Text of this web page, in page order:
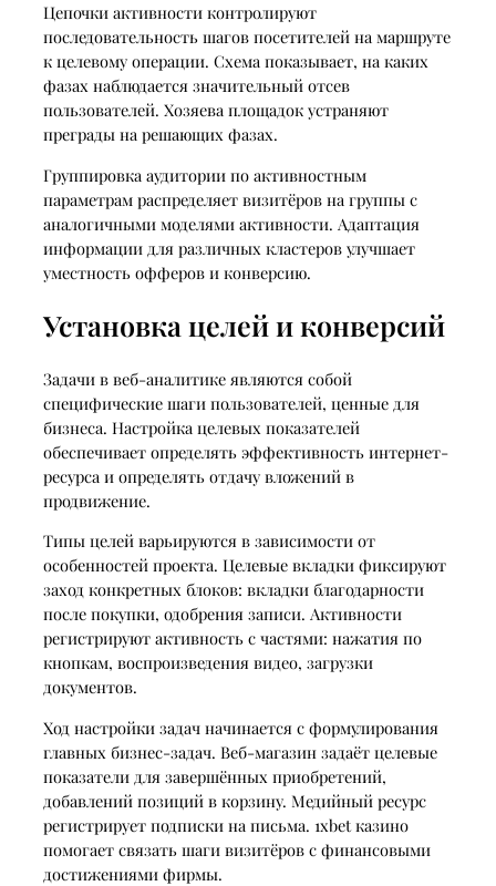
Цепочки активности контролируют
последовательность шагов посетителей на маршруте
к целевому операции. Схема показывает, на каких
фазах наблюдается значительный отсев
пользователей. Хозяева площадок устраняют
преграды на решающих фазах.
Группировка аудитории по активностным
параметрам распределяет визитёров на группы с
аналогичными моделями активности. Адаптация
информации для различных кластеров улучшает
уместность офферов и конверсию.
Установка целей и конверсий
Задачи в веб-аналитике являются собой
специфические шаги пользователей, ценные для
бизнеса. Настройка целевых показателей
обеспечивает определять эффективность интернет-
ресурса и определять отдачу вложений в
продвижение.
Типы целей варьируются в зависимости от
особенностей проекта. Целевые вкладки фиксируют
заход конкретных блоков: вкладки благодарности
после покупки, одобрения записи. Активности
регистрируют активность с частями: нажатия по
кнопкам, воспроизведения видео, загрузки
документов.
Ход настройки задач начинается с формулирования
главных бизнес-задач. Веб-магазин задаёт целевые
показатели для завершённых приобретений,
добавлений позиций в корзину. Медийный ресурс
регистрирует подписки на письма. 1xbet казино
помогает связать шаги визитёров с финансовыми
достижениями фирмы.